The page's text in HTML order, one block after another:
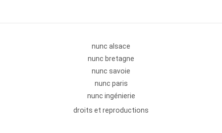
nunc alsace
nunc bretagne
nunc savoie
nunc paris
nunc ingénierie
droits et reproductions